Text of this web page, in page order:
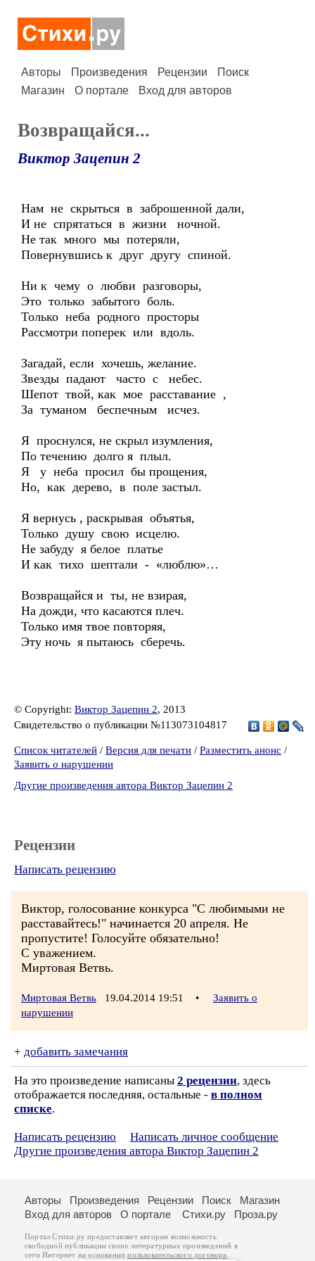
Авторы Произведения Рецензии
Поиск
Магазин
О портале Вход для авторов
Возвращайся...
Виктор Зацепин 2
Нам не скрыться в заброшенной дали,
И не спрятаться в жизни ночной.
Не так много мы потеряли,
Повернувшись к друг другу спиной.
Ни к чему о любви разговоры,
Это только забытого боль.
Только неба родного просторы
Рассмотри поперек или вдоль.
Загадай, если хочешь, желание.
Звезды падают часто с небес.
Шепот твой, как мое расставание ,
За туманом беспечным исчез.
Я проснулся, не скрыл изумления,
По течению долго я плыл.
Я у неба просил бы прощения,
Но, как дерево, в поле застыл.
Я вернусь , раскрывая объятья,
Только душу свою исцелю.
Не забуду я белое платье
И как тихо шептали - «люблю»…
Возвращайся и ты, не взирая,
На дожди, что касаются плеч.
Только имя твое повторяя,
Эту ночь я пытаюсь сберечь.
© Copyright: Виктор Зацепин 2, 2013
Свидетельство о публикации №113073104817
Список читателей / Версия для печати / Разместить анонс /
Заявить о нарушении
Другие произведения автора Виктор Зацепин 2
Рецензии
Написать рецензию
Виктор, голосование конкурса "С любимыми не
расставайтесь!" начинается 20 апреля. Не
пропустите! Голосуйте обязательно!
С уважением.
Миртовая Ветвь.
Миртовая Ветвь 19.04.2014 19:51 •
Заявить о
нарушении
+ добавить замечания
На это произведение написаны 2 рецензии, здесь
отображается последняя, остальные - в полном
списке.
Написать рецензию
Написать личное сообщение
Другие произведения автора Виктор Зацепин 2
Авторы Произведения Рецензии Поиск
Магазин
Вход для авторов
О портале Стихи.ру Проза.ру
Портал Стихи.ру предоставляет авторам возможность
свободной публикации своих литературных произведений в
сети Интернет на основаниипользовательского договора